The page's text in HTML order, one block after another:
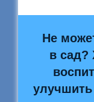
Не
в сад?
улучшить